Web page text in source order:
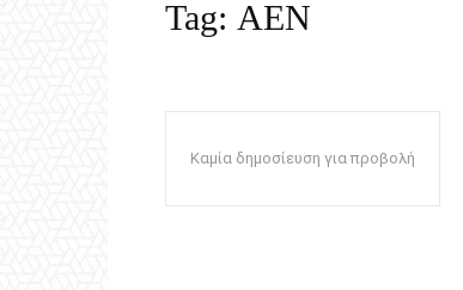
Tag: ΑΕΝ
Καμία δημοσίευση για προβολή